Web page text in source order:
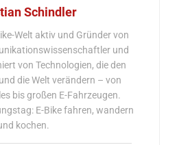
Schindler
Welt aktiv und Gründer von
und
von Technologien, die den
die Welt verändern – von
bis großen E-Fahrzeugen.
E-Bike fahren, wandern
kochen.